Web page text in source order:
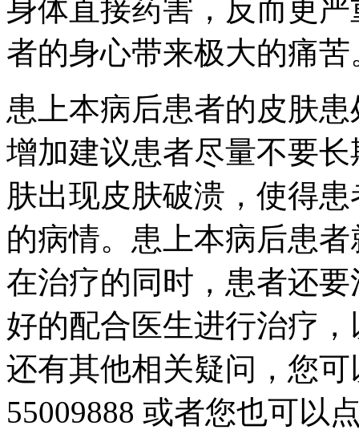
身体直接药害，反而更
者的身心带来极大的痛苦
患上本病后患者的皮肤
增加建议患者尽量不要
肤出现皮肤破溃，使得
的病情。患上本病后患
在治疗的同时，患者还
好的配合医生进行治疗
还有其他相关疑问，您
55009888 或者您也可以